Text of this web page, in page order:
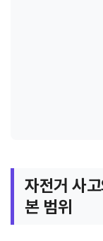
자전거 사
본 범위